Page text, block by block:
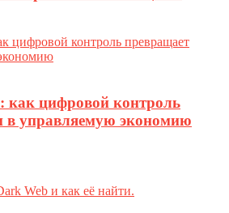
как цифровой контроль
в управляемую экономию